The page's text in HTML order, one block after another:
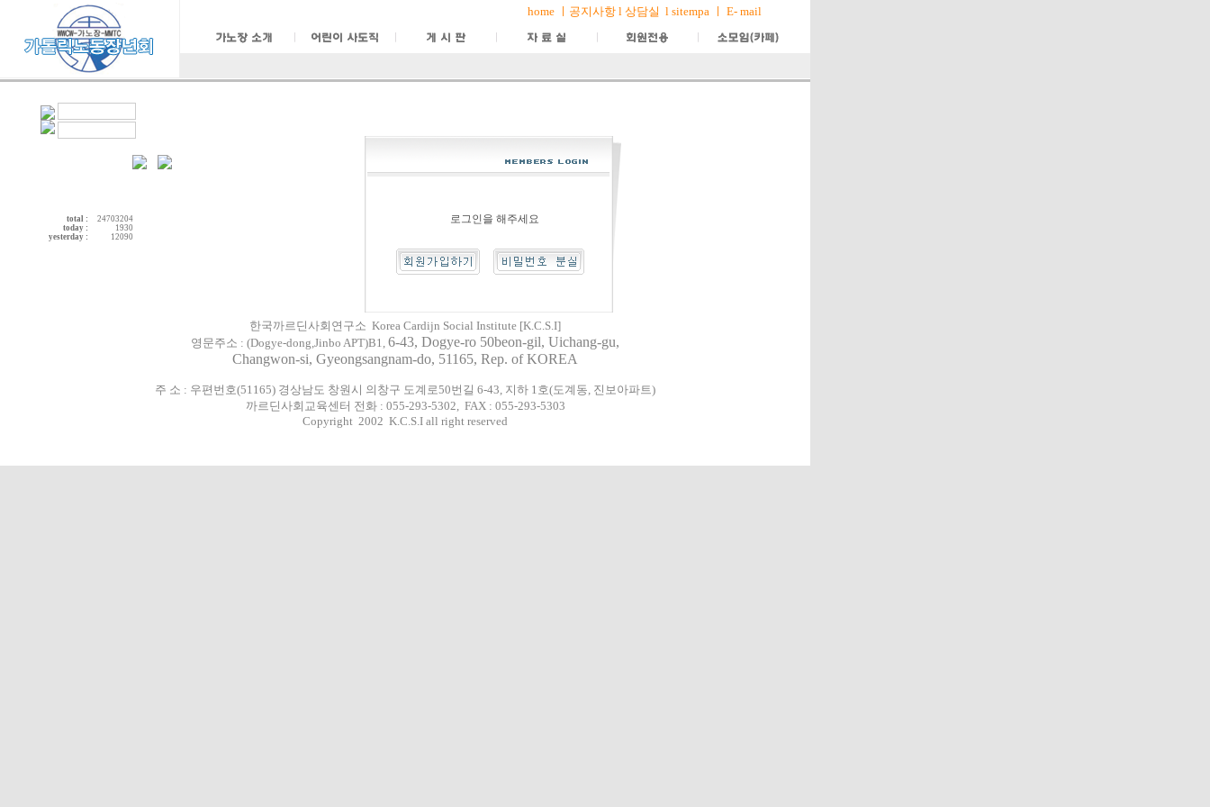
homeㅣ 공지사항l 상담실 l sitempaㅣ E- mail
total :
24703204
today :
1930
yesterday :
12090
로그인을 해주세요
한국까르딘사회연구소 Korea Cardijn Social Institute [K.C.S.I]
영문주소 : (Dogye-dong,Jinbo APT)B1, 6-43, Dogye-ro 50beon-gil, Uichang-gu,
Changwon-si, Gyeongsangnam-do, 51165, Rep. of KOREA
주 소 : 우편번호(51165) 경상남도 창원시 의창구 도계로50번길 6-43, 지하 1호(도계동, 진보아파트)
까르딘사회교육센터 전화 : 055-293-5302, FAX : 055-293-5303
Copyright 2002 K.C.S.I all right reserved